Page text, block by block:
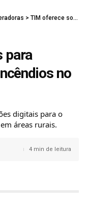
> TIM oferece soluções para controle de pragas e incêndios no campo
para
no
digitais para o
áreas rurais.
4 min de leitura